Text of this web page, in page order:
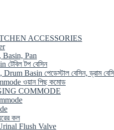
ACCESSORIES
Basin, Pan
টপ বেসিন
Basin পেডেস্টাল বেসিন, ড্রাম
ওয়ান পিছ কমোড
COMMODE
কল
Flush Valve